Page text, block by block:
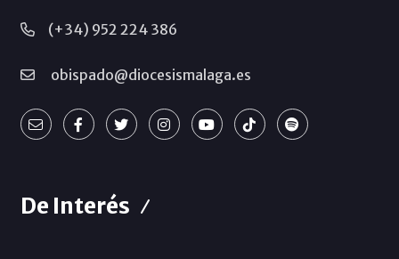
(+34) 952 224 386
obispado@diocesismalaga.es
De Interés